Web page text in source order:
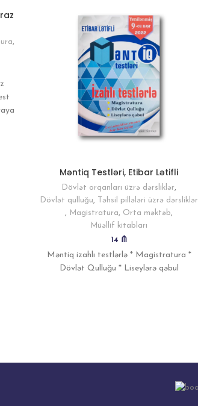
,
Məntiq Testləri, Etibar Lətifli
Dövlət orqanları üzrə dərsliklər,
Dövlət qulluğu,
Təhsil pillələri üzrə dərsliklər
,
Magistratura, Orta məktəb,
Müəllif kitabları
14 ₼
Məntiq izahlı testlərlə * Magistratura *
Dövlət Qulluğu * Liseylərə qəbul